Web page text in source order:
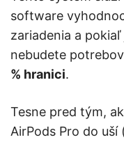
software
zariadenia a
nebudete
% hranici.
Tesne pred tým,
AirPods Pro do